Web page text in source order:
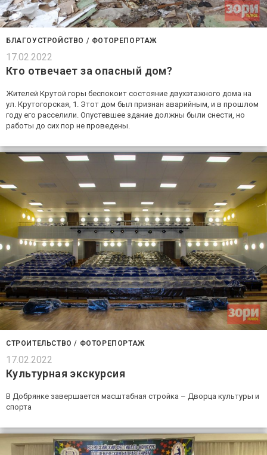
БЛАГОУСТРОЙСТВО / ФОТОРЕПОРТАЖ
17.02.2022
Кто отвечает за опасный дом?
Жителей Крутой горы беспокоит состояние двухэтажного дома на
ул. Крутогорская, 1. Этот дом был признан аварийным, и в прошлом
году его расселили. Опустевшее здание должны были снести, но
работы до сих пор не проведены.
СТРОИТЕЛЬСТВО / ФОТОРЕПОРТАЖ
17.02.2022
Культурная экскурсия
В Добрянке завершается масштабная стройка – Дворца культуры и
спорта